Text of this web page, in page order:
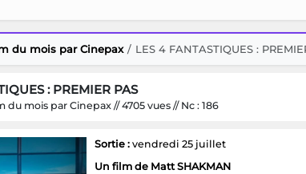
du mois par Cinepax LES 4 FANTASTIQUES :
: PREMIER PAS
du mois par Cinepax // 4705 vues // Nc : 186
Sortie : vendredi 25 juillet
Un film de Matt SHAKMAN